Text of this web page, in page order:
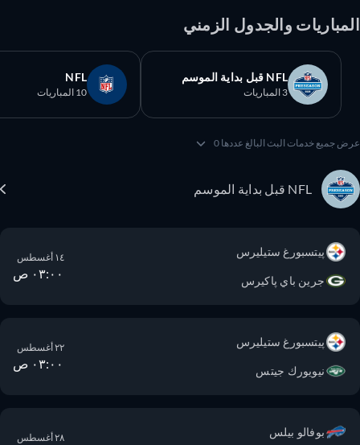
والجدول الزمني
NFL قبل بداية الموسم
3 المباريات
NFL
10 المباريات
جميع خدمات البث البالغ عددها 0
NFL قبل بداية الموسم
پيتسبورغ ستيليرس
جرين باي پاكيرس ٠٣:٠٠ ص
پيتسبورغ ستيليرس
نيويورك جيتس ٠٣:٠٠ ص
بوفالو بيلس